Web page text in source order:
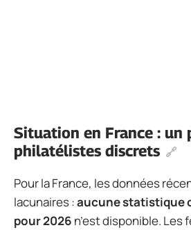
Situation en France : un
philatélistes discrets
Pour la France, les données
lacunaires :aucune statistique
pour 2026 n’est disponible. Les